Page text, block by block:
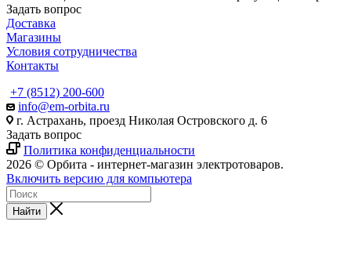
Задать вопрос
Доставка
Магазины
Условия сотрудничества
Контакты
+7 (8512) 200-600
info@em-orbita.ru
г. Астрахань, проезд Николая Островского д. 6
Задать вопрос
Политика конфиденциальности
2026 © Орбита - интернет-магазин электротоваров.
Включить версию для компьютера
Найти